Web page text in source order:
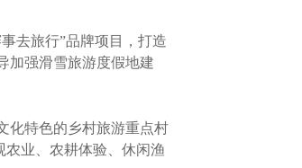
去旅行”品牌项目，打造
加强滑雪旅游度假地建
化特色的乡村旅游重点村
农业、农耕体验、休闲渔